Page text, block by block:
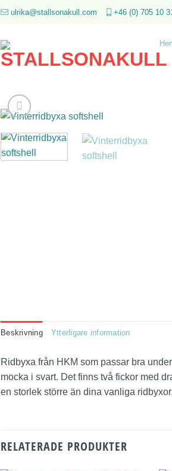
ulrika@stallsonakull.com +46 (0) 705 10
Beskrivning Ytterligare information
Ridbyxa från HKM som passar bra
mocka i svart. Det finns två fickor med
en storlek större än dina vanliga
RELATERADE PRODUKTER